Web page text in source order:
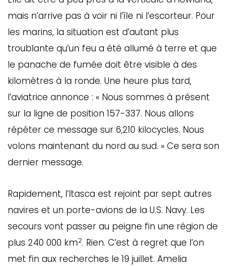
mais n’arrive pas à voir ni l’île ni l’escorteur. Pour
les marins, la situation est d’autant plus
troublante qu’un feu a été allumé à terre et que
le panache de fumée doit être visible à des
kilomètres à la ronde. Une heure plus tard,
l’aviatrice annonce : « Nous sommes à présent
sur la ligne de position 157-337. Nous allons
répéter ce message sur 6,210 kilocycles. Nous
volons maintenant du nord au sud. » Ce sera son
dernier message.
Rapidement, l’Itasca est rejoint par sept autres
navires et un porte-avions de la U.S. Navy. Les
secours vont passer au peigne fin une région de
plus 240 000 km2. Rien. C’est à regret que l’on
met fin aux recherches le 19 juillet. Amelia